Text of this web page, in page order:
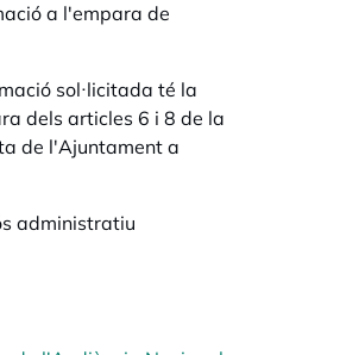
a l'empara de
sol·licitada té la
dels articles 6 i 8 de la
de l'Ajuntament a
administratiu